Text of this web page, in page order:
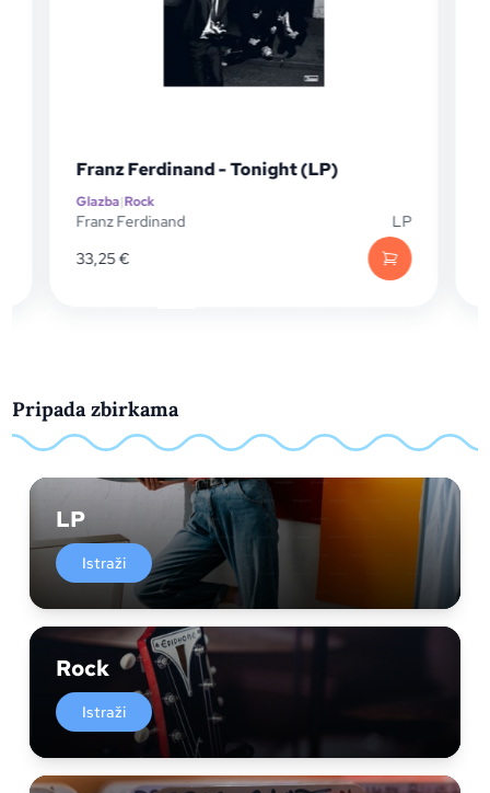
Franz Ferdinand - Tonight (LP)
Glazba|Rock
Franz Ferdinand
LP
33,25€
Pripada zbirkama
LP
Istraži
Rock
Istraži